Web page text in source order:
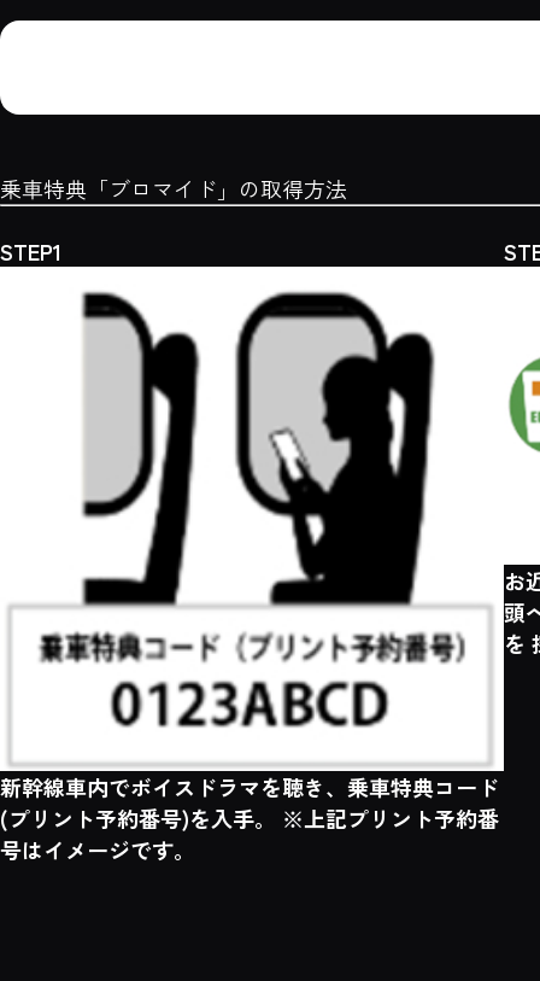
オリジナルブロマイド用
スマートフォンで右記二次元コードを読み込んで再生
乗車特典「ブロマイド」の取得方法
STEP1
新幹線車内でボイスドラマを聴き、乗車特典コード
(プリント予約番号)を入手。 ※上記プリント予約番
号はイメージです。
お
頭
を